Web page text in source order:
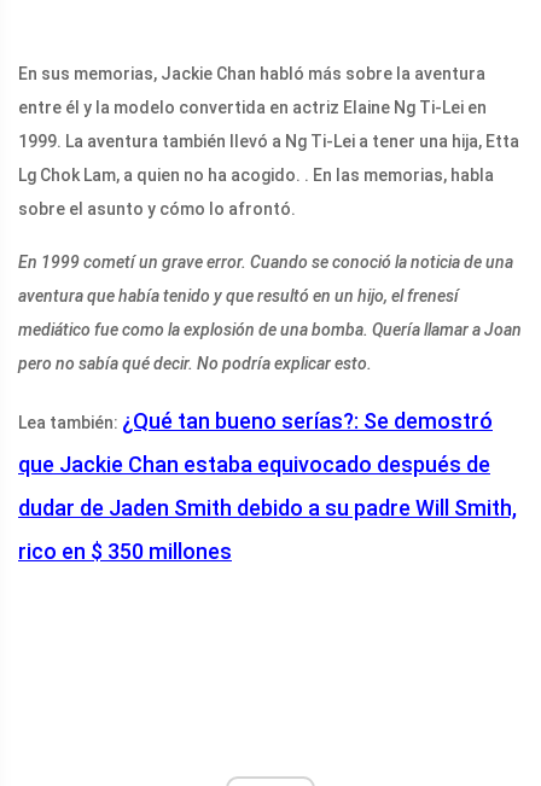
En sus memorias, Jackie Chan habló más sobre la aventura
entre él y la modelo convertida en actriz Elaine Ng Ti-Lei en
1999. La aventura también llevó a Ng Ti-Lei a tener una hija, Etta
Lg Chok Lam, a quien no ha acogido. . En las memorias, habla
sobre el asunto y cómo lo afrontó.
En 1999 cometí un grave error. Cuando se conoció la noticia de una
aventura que había tenido y que resultó en un hijo, el frenesí
mediático fue como la explosión de una bomba. Quería llamar a Joan
pero no sabía qué decir. No podría explicar esto.
Lea también: ¿Qué tan bueno serías?: Se demostró
que Jackie Chan estaba equivocado después de
dudar de Jaden Smith debido a su padre Will Smith,
rico en $ 350 millones